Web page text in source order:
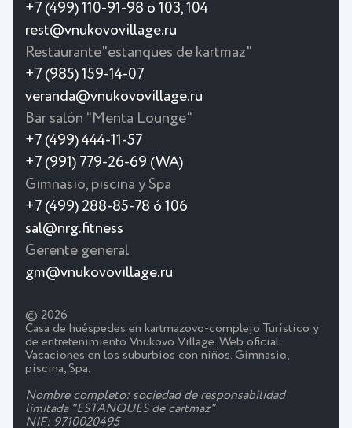
+7 (499) 110-91-98 o 103, 104
rest@vnukovovillage.ru
Restaurante"estanques de kartmaz"
+7 (985) 159-14-07
veranda@vnukovovillage.ru
Bar salón "Menta Lounge"
+7 (499) 444-11-57
+7 (991) 779-26-69 (WA)
Gimnasio, piscina y Spa
+7 (499) 288-85-78 ó 106
sal@nrg.fitness
Gerente general
gm@vnukovovillage.ru
© 2026
Casa de huéspedes en kartmazovo-complejo Turístico y
de entretenimiento Vnukovo Village. Web oficial.
Vacaciones en los suburbios con niños. Gimnasio,
piscina, Spa.
Nombre completo: sociedad de responsabilidad
limitada "ESTANQUES de cartmaz"
NIF: 9710020495